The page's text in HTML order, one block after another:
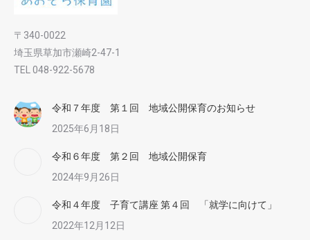
〒340-0022
埼玉県草加市瀬崎2-47-1
TEL 048-922-5678
令和７年度 第１回 地域公開保育のお知らせ
2025年6月18日
令和６年度 第２回 地域公開保育
2024年9月26日
令和４年度 子育て講座 第４回 「就学に向けて」
2022年12月12日